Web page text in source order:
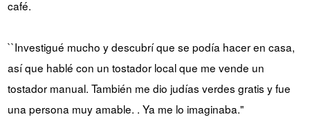
café.
``Investigué mucho y descubrí que se podía hacer en casa,
así que hablé con un tostador local que me vende un
tostador manual. También me dio judías verdes gratis y fue
una persona muy amable. . Ya me lo imaginaba."